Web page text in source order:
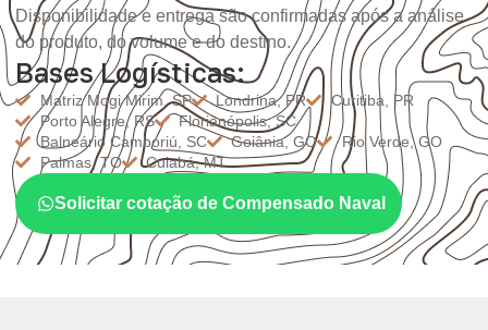
Disponibilidade e entrega são confirmadas após a análise
do produto, do volume e do destino.
Bases Logísticas:
Matriz Mogi Mirim, SP Londrina, PR
Curitiba, PR
Porto Alegre, RS
Florianópolis, SC
Balneário Camboriú, SC
Goiânia, GO
Rio Verde, GO
Palmas, TO
Cuiabá, MT
Solicitar cotação de Compensado Naval